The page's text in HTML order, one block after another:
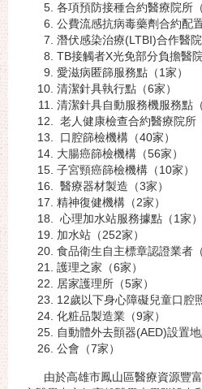
各項預防接種合約醫療院所（
公費流感抗病毒藥劑合約配
潛伏感染治療(LTBI)合作醫院
TB接觸者X光免部分負擔醫院
愛滋病匿篩服務點（1家）
清潔針具執行點（6家）
清潔針具自動服務機服務點（
老人健康檢查合約醫療院所
口腔篩檢機構（40家）
大腸癌篩檢機構（56家）
子宮頸癌篩檢機構（10家）
醫療器材製造（3家）
精神復健機構（2家）
心理加水站服務據點（1家）
加水站（252家）
食品衛生自主標章認證業者（
護理之家（6家）
居家護理所（5家）
12歲以下身心障礙兒童口腔
化粧品製造業（9家）
自動體外去顫器(AED)設置地
公會（7家）
由於高雄市鳳山區醫療資源豐